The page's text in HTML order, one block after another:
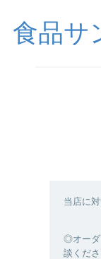
食品サ
当店に
◎オーダ
談くださ